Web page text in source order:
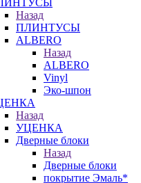
Назад
ПЛИНТУСЫ
ALBERO
Назад
ALBERO
Vinyl
Эко-шпон
Назад
УЦЕНКА
Дверные блоки
Назад
Дверные блоки
покрытие Эмаль*